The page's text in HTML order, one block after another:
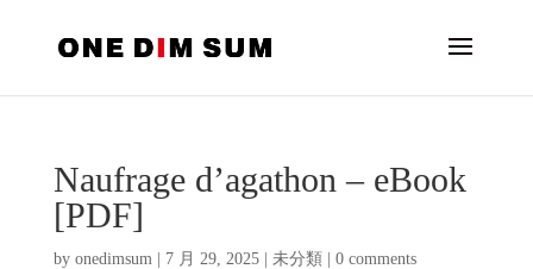
Naufrage d’agathon – eBook
[PDF]
by onedimsum| 7 月 29, 2025| 未分類 0 comments